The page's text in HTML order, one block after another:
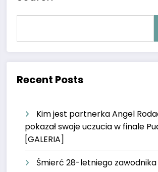
Recent Posts
Kim jest partnerka Angel
pokazał swoje uczucia w finale
[GALERIA]
Śmierć 28-letniego zawodnika